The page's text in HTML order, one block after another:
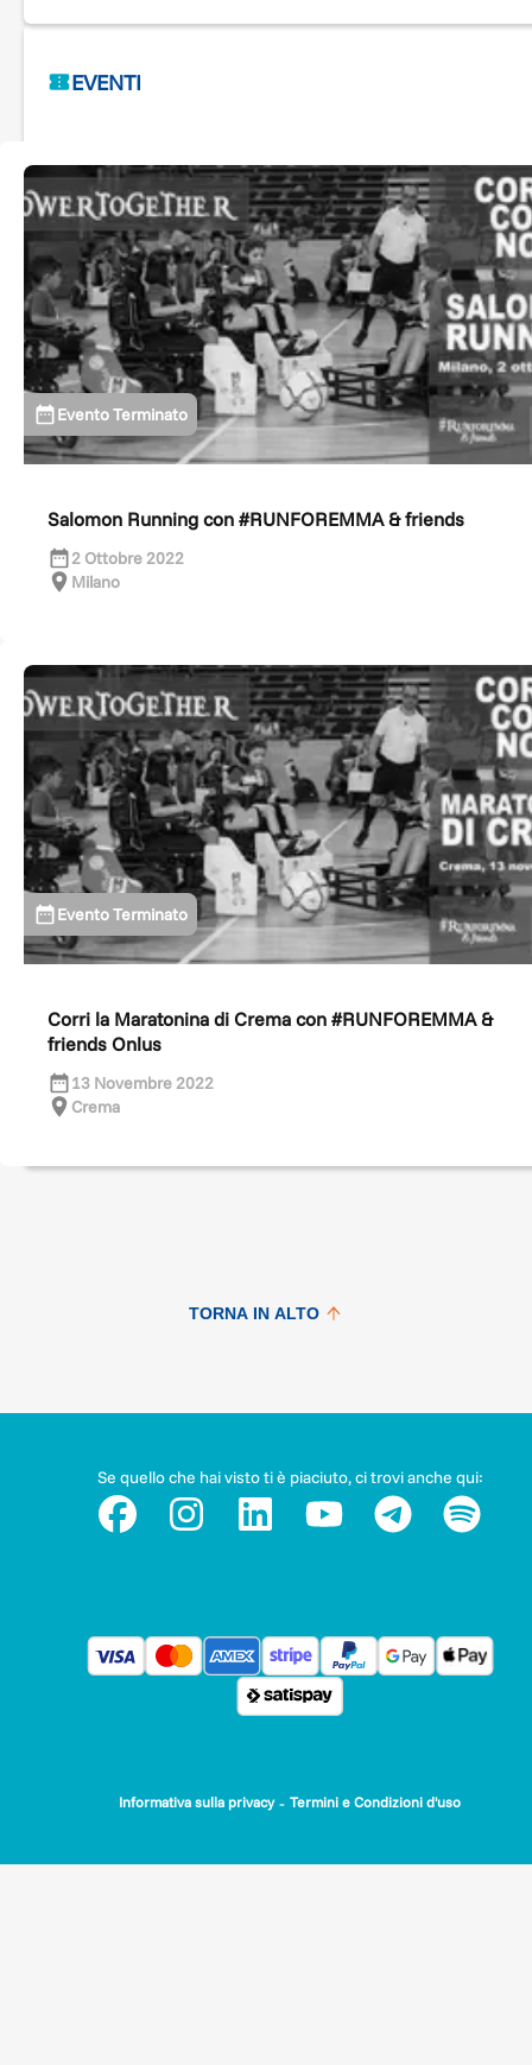
EVENTI
Evento Terminato
Salomon Running con #RUNFOREMMA & friends
2 Ottobre 2022
Milano
Evento Terminato
Corri la Maratonina di Crema con #RUNFOREMMA &
friends Onlus
13 Novembre 2022
Crema
TORNA IN ALTO
Se quello che hai visto ti è piaciuto, ci trovi anche qui:
Informativa sulla privacy - Termini e Condizioni d'uso